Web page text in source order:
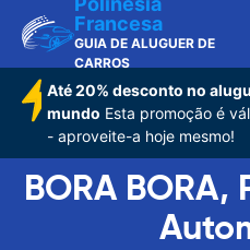
Francesa
GUIA DE ALUGUER DE
CARROS
Até 20% desconto no
mundo Esta promoção é
- aproveite-a hoje mesmo!
BORA BORA,